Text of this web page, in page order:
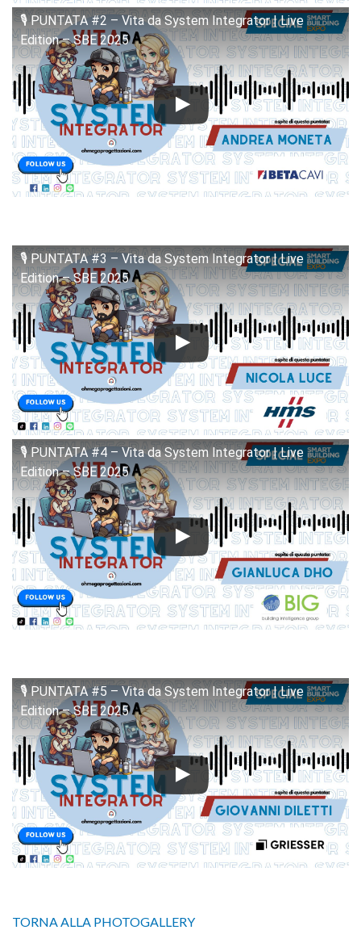
🎙️ PUNTATA #2 – Vita da System Integrator | Live
Edition – SBE 2025
🎙️ PUNTATA #3 – Vita da System Integrator | Live
Edition – SBE 2025
🎙️ PUNTATA #4 – Vita da System Integrator | Live
Edition – SBE 2025
🎙️ PUNTATA #5 – Vita da System Integrator | Live
Edition – SBE 2025
TORNA ALLA PHOTOGALLERY